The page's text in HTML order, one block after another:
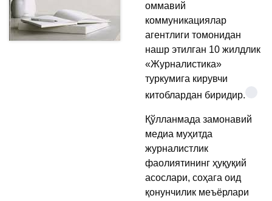
оммавий
коммуникациялар
агентлиги томонидан
нашр этилган 10 жилдлик
«Журналистика»
туркумига кирувчи
китоблардан биридир.
Қўлланмада замонавий
медиа муҳитда
журналистлик
фаолиятининг ҳуқуқий
асослари, соҳага оид
қонунчилик меъёрлари